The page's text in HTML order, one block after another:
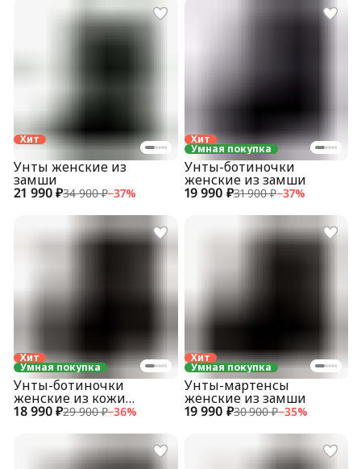
Хит
21 990 ₽34 900 ₽−37%
Унты женские из
замши
Хит
Умная покупка
19 990 ₽31 900 ₽−37%
Унты-ботиночки
женские из замши
Хит
Умная покупка
18 990 ₽29 900 ₽−36%
Унты-ботиночки
женские из кожи
теленка
Хит
Умная покупка
19 990 ₽30 900 ₽−35%
Унты-мартенсы
женские из замши